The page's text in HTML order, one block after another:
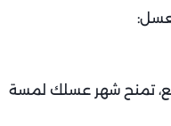
تمنح شهر عسلك لمسة